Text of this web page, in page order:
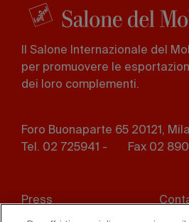
Il Salone Internazionale del
per promuovere le
dei loro complementi.
Foro Buonaparte 65 20121,
Tel. 02 725941 -
Fax 02
menu
Press